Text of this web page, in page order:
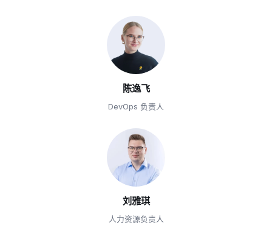
陈逸飞
DevOps 负责人
刘雅琪
人力资源负责人